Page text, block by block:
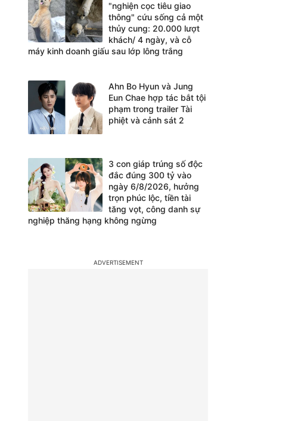
"nghiện cọc tiêu giao
thông" cứu sống cả một
thủy cung: 20.000 lượt
khách/ 4 ngày, và cỗ
máy kinh doanh giấu sau lớp lông trắng
Ahn Bo Hyun và Jung
Eun Chae hợp tác bắt tội
phạm trong trailer Tài
phiệt và cảnh sát 2
3 con giáp trúng số độc
đắc đúng 300 tỷ vào
ngày 6/8/2026, hưởng
trọn phúc lộc, tiền tài
tăng vọt, công danh sự
nghiệp thăng hạng không ngừng